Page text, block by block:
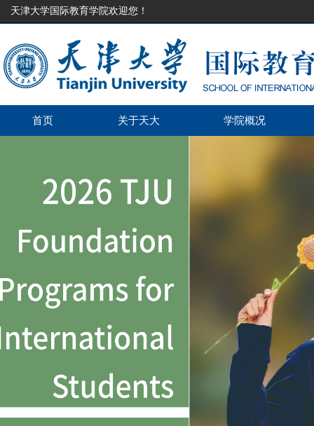
天津大学国际教育学院欢迎您！
首页 关于天大 学院概况